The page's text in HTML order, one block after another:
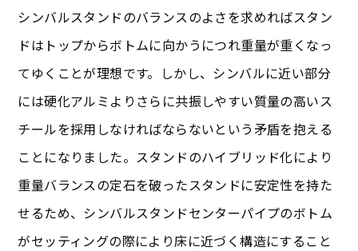
シンバルスタンドのバランスのよさを求めればスタン
ドはトップからボトムに向かうにつれ重量が重くなっ
てゆくことが理想です。しかし、シンバルに近い部分
には硬化アルミよりさらに共振しやすい質量の高いス
チールを採用しなければならないという矛盾を抱える
ことになりました。スタンドのハイブリッド化により
重量バランスの定石を破ったスタンドに安定性を持た
せるため、シンバルスタンドセンターパイプのボトム
がセッティングの際により床に近づく構造にすること